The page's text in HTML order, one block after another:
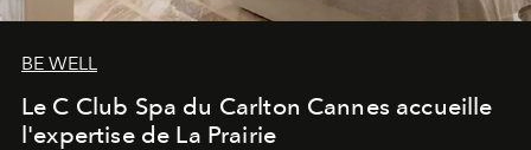
BE WELL
Le C Club Spa du Carlton Cannes accueille
l'expertise de La Prairie